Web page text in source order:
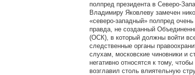
полпред президента в Северо-
Владимиру Яковлеву замечен
«северо-западный» полпред очень
правда, не созданный
(ОСК), в который должны войти
следственные органы
слухам, московские чиновники и
негативно относятся к тому,
возглавил столь влиятельную